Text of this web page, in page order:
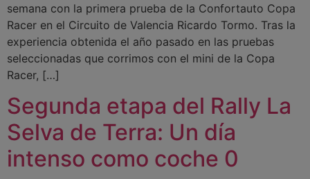
semana con la primera prueba de la Confortauto Copa
Racer en el Circuito de Valencia Ricardo Tormo. Tras la
experiencia obtenida el año pasado en las pruebas
seleccionadas que corrimos con el mini de la Copa
Racer, […]
Segunda etapa del Rally La
Selva de Terra: Un día
intenso como coche 0